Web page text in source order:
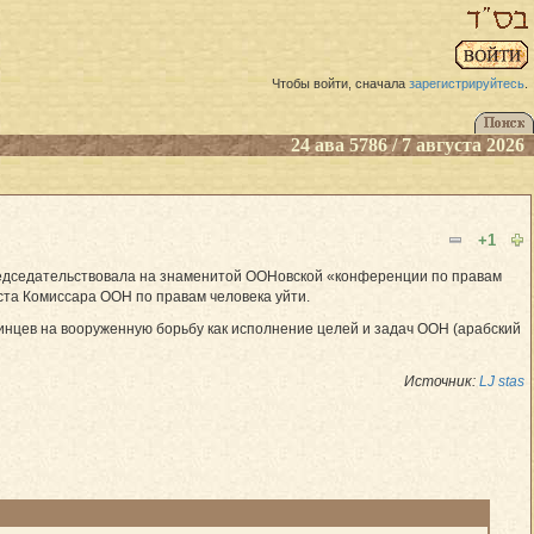
Чтобы войти, сначала зарегистрируйтесь.
24 ава 5786 / 7 августа 2026
+1
на знаменитой ООНовской «конференции по правам
Комиссара ООН по правам человека уйти.
на вооруженную борьбу как исполнение целей и задач ООН (арабский
Источник: LJ stas